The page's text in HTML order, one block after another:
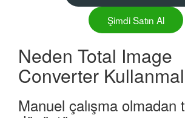
Şimdi Satın Al
Neden Total Image
Converter
Manuel çalışma olmadan